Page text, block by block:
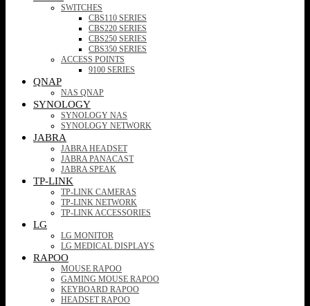
SWITCHES
CBS110 SERIES
CBS220 SERIES
CBS250 SERIES
CBS350 SERIES
ACCESS POINTS
9100 SERIES
QNAP
NAS QNAP
SYNOLOGY
SYNOLOGY NAS
SYNOLOGY NETWORK
JABRA
JABRA HEADSET
JABRA PANACAST
JABRA SPEAK
TP-LINK
TP-LINK CAMERAS
TP-LINK NETWORK
TP-LINK ACCESSORIES
LG
LG MONITOR
LG MEDICAL DISPLAYS
RAPOO
MOUSE RAPOO
GAMING MOUSE RAPOO
KEYBOARD RAPOO
HEADSET RAPOO